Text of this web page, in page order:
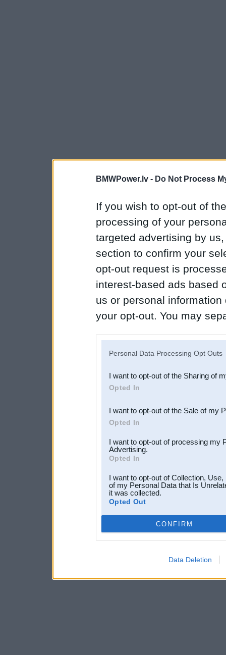
BMWPower.lv - Do Not Process
If you wish to opt-out of
processing of your
targeted advertising by
section to confirm your
opt-out request is
interest-based ads based
us or personal
your opt-out. You may
Downstream Participants
third parties.
Personal Data Processing Opt Outs
I want to opt-out of the Sharing of
Opted In
I want to opt-out of the Sale of my
Opted In
I want to opt-out of processing my
Advertising.
Opted In
I want to opt-out of Collection,
of my Personal Data that Is
it was collected.
Opted Out
CONFIRM
Data Deletion